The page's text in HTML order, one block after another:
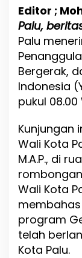
Editor ;
Palu,
Palu
Bergerak,
Indonesia
pukul 08.00
Kunjungan
Wali Kota
M.A.P., di
Wali Kota
program
telah
Kota Palu.